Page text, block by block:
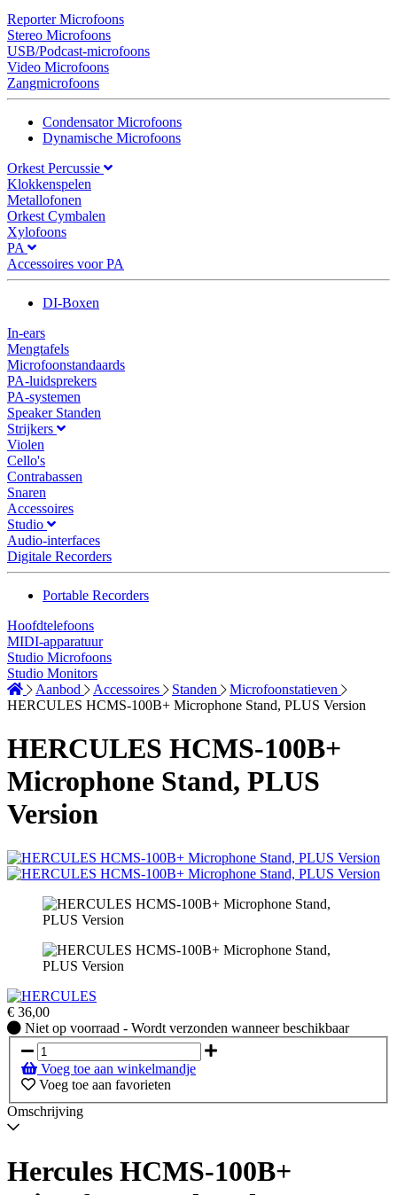
Reporter Microfoons
Stereo Microfoons
USB/Podcast-microfoons
Video Microfoons
Zangmicrofoons
Condensator Microfoons
Dynamische Microfoons
Orkest Percussie
Klokkenspelen
Metallofonen
Orkest Cymbalen
Xylofoons
PA
Accessoires voor PA
DI-Boxen
In-ears
Mengtafels
Microfoonstandaards
PA-luidsprekers
PA-systemen
Speaker Standen
Strijkers
Violen
Cello's
Contrabassen
Snaren
Accessoires
Studio
Audio-interfaces
Digitale Recorders
Portable Recorders
Hoofdtelefoons
MIDI-apparatuur
Studio Microfoons
Studio Monitors
Aanbod
Accessoires Standen
Microfoonstatieven
HERCULES HCMS-100B+ Microphone Stand, PLUS Version
HERCULES HCMS-100B+
Microphone Stand, PLUS
Version
€ 36,00
Niet
op
voorraad
-
Wordt
verzonden
wanneer
Niet op voorraad - Wordt verzonden wanneer beschikbaar
Voeg toe aan winkelmandje
Voeg toe aan favorieten
Omschrijving
Hercules HCMS-100B+